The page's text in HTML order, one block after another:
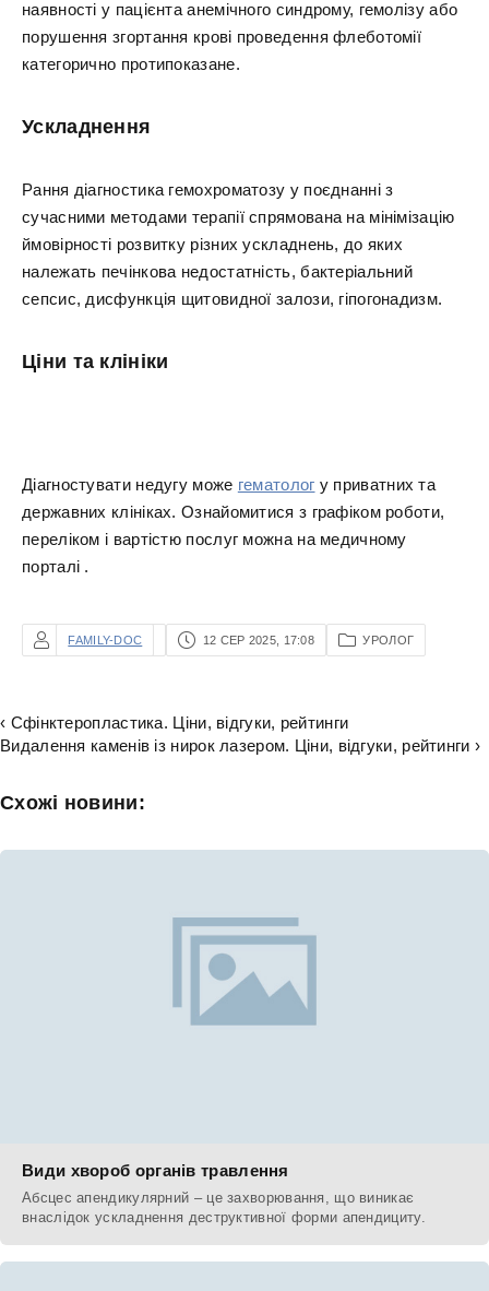
наявності у пацієнта анемічного синдрому, гемолізу або
порушення згортання крові проведення флеботомії
категорично протипоказане.
Ускладнення
Рання діагностика гемохроматозу у поєднанні з
сучасними методами терапії спрямована на мінімізацію
ймовірності розвитку різних ускладнень, до яких
належать печінкова недостатність, бактеріальний
сепсис, дисфункція щитовидної залози, гіпогонадизм.
Ціни та клініки
Діагностувати недугу може гематолог у приватних та
державних клініках. Ознайомитися з графіком роботи,
переліком і вартістю послуг можна на медичному
порталі .
FAMILY-DOC 12 СЕР 2025, 17:08 УРОЛОГ
‹ Сфінктеропластика. Ціни, відгуки, рейтинги
Видалення каменів із нирок лазером. Ціни, відгуки, рейтинги ›
Схожі новини:
Види хвороб органів травлення
Абсцес апендикулярний – це захворювання, що виникає
внаслідок ускладнення деструктивної форми апендициту.